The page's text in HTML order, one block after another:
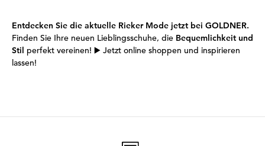
Entdecken Sie die aktuelle Rieker Mode jetzt bei GOLDNER.
Finden Sie Ihre neuen Lieblingsschuhe, die Bequemlichkeit und
Stil perfekt vereinen! ▶️ Jetzt online shoppen und inspirieren
lassen!